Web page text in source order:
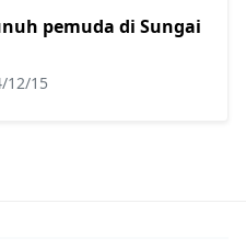
pemuda di Sungai
12/15